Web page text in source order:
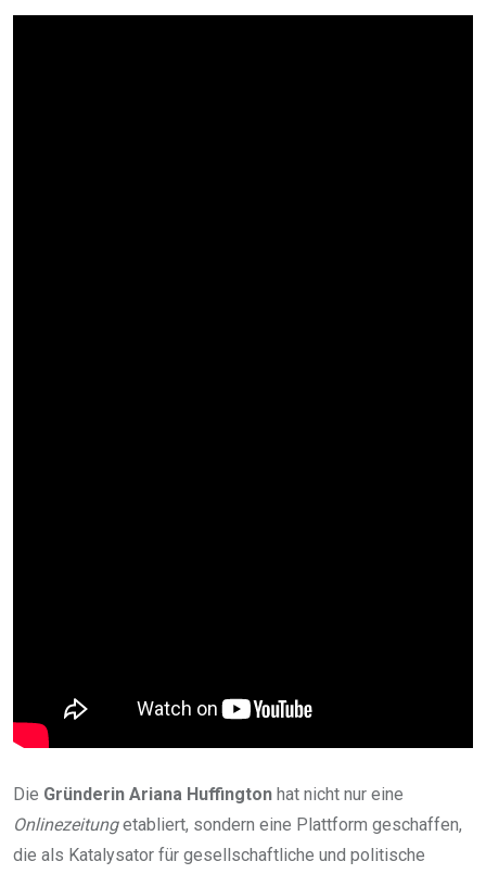
Die Gründerin Ariana Huffington hat nicht nur eine
Onlinezeitungetabliert, sondern eine Plattform geschaffen,
die als Katalysator für gesellschaftliche und politische